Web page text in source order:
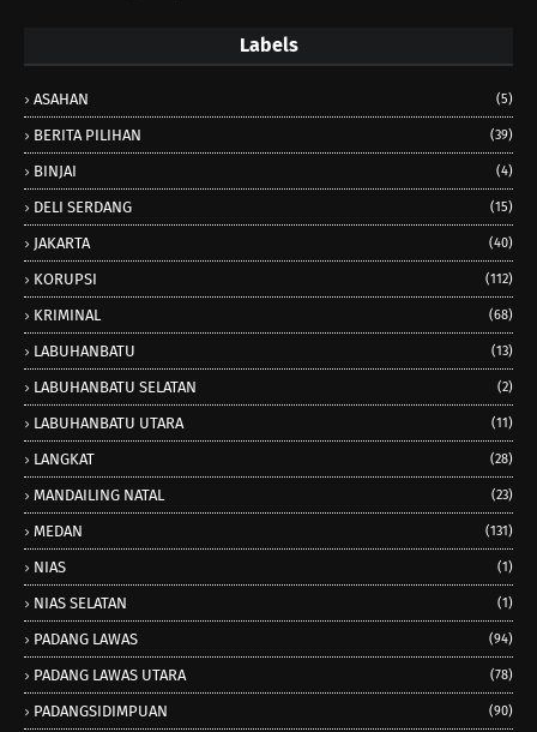
Labels
ASAHAN (5)
BERITA PILIHAN (39)
BINJAI (4)
DELI SERDANG (15)
JAKARTA (40)
KORUPSI (112)
KRIMINAL (68)
LABUHANBATU (13)
LABUHANBATU SELATAN (2)
LABUHANBATU UTARA (11)
LANGKAT (28)
MANDAILING NATAL (23)
MEDAN (131)
NIAS (1)
NIAS SELATAN (1)
PADANG LAWAS (94)
PADANG LAWAS UTARA (78)
PADANGSIDIMPUAN (90)